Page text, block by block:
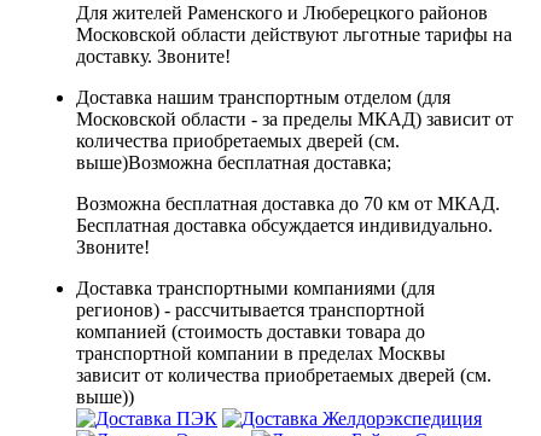
Для жителей Раменского и Люберецкого районов
Московской области действуют льготные тарифы на
доставку. Звоните!
Доставка нашим транспортным отделом (для
Московской области - за пределы МКАД) зависит от
количества приобретаемых дверей (см.
выше)Возможна бесплатная доставка;
Возможна бесплатная доставка до 70 км от МКАД.
Бесплатная доставка обсуждается индивидуально.
Звоните!
Доставка транспортными компаниями (для
регионов) - рассчитывается транспортной
компанией (стоимость доставки товара до
транспортной компании в пределах Москвы
зависит от количества приобретаемых дверей (см.
выше))